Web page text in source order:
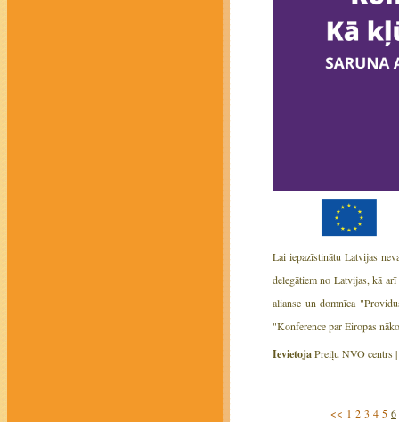
Lai iepazīstinātu Latvijas
delegātiem no Latvijas, kā
alianse un domnīca
"Konference par Eiropas
IevietojaPreiļu NVO centrs |
<< 1 2 3 4 5 6